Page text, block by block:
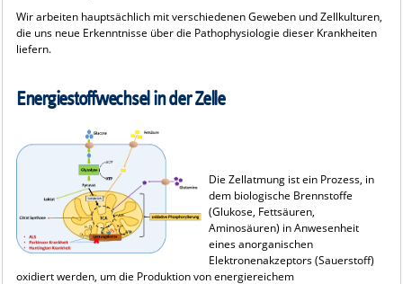
Wir arbeiten hauptsächlich mit verschiedenen Geweben und Zellkulturen,
die uns neue Erkenntnisse über die Pathophysiologie dieser Krankheiten
liefern.
Energiestoffwechsel in der Zelle
Die Zellatmung ist ein Prozess, in
dem biologische Brennstoffe
(Glukose, Fettsäuren,
Aminosäuren) in Anwesenheit
eines anorganischen
Elektronenakzeptors (Sauerstoff)
oxidiert werden, um die Produktion von energiereichem